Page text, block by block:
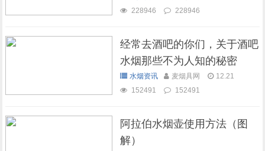
228946
228946
经常去酒吧的你们，关于酒吧
水烟那些不为人知的秘密
水烟资讯 麦烟具网
12.21
152491
152491
阿拉伯水烟壶使用方法（图
解）